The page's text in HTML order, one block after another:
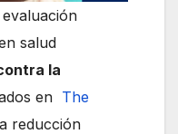
salud
la
en The
reducción